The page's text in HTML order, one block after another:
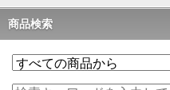
商品検索